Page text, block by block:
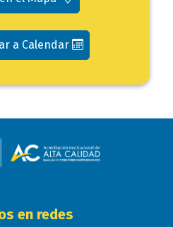
a Calendar
en redes